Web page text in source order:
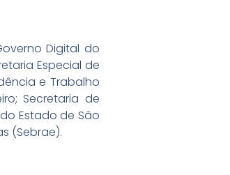
Digital do
Especial de
e Trabalho
Secretaria de
Estado de São
(Sebrae).